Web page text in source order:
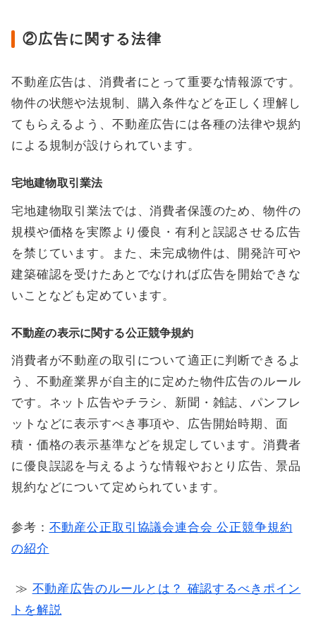
②広告に関する法律
不動産広告は、消費者にとって重要な情報源です。
物件の状態や法規制、購入条件などを正しく理解し
てもらえるよう、不動産広告には各種の法律や規約
による規制が設けられています。
宅地建物取引業法
宅地建物取引業法では、消費者保護のため、物件の
規模や価格を実際より優良・有利と誤認させる広告
を禁じています。また、未完成物件は、開発許可や
建築確認を受けたあとでなければ広告を開始できな
いことなども定めています。
不動産の表示に関する公正競争規約
消費者が不動産の取引について適正に判断できるよ
う、不動産業界が自主的に定めた物件広告のルール
です。ネット広告やチラシ、新聞・雑誌、パンフレ
ットなどに表示すべき事項や、広告開始時期、面
積・価格の表示基準などを規定しています。消費者
に優良誤認を与えるような情報やおとり広告、景品
規約などについて定められています。
参考： 不動産公正取引協議会連合会 公正競争規約
の紹介
≫ 不動産広告のルールとは？ 確認するべきポイン
トを解説